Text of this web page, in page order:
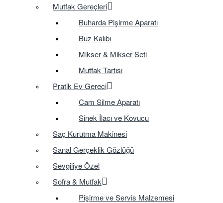
Mutfak Gereçleri
Buharda Pişirme Aparatı
Buz Kalıbı
Mikser & Mikser Seti
Mutfak Tartısı
Pratik Ev Gereci
Cam Silme Aparatı
Sinek İlacı ve Kovucu
Saç Kurutma Makinesi
Sanal Gerçeklik Gözlüğü
Sevgiliye Özel
Sofra & Mutfak
Pişirme ve Servis Malzemesi